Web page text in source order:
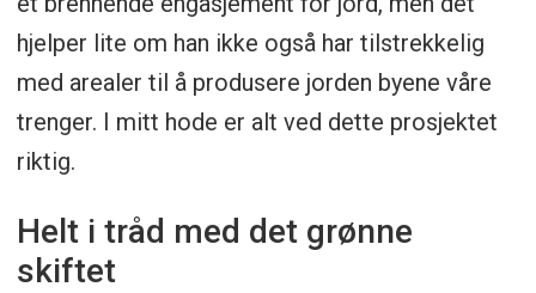
hjelper lite om han ikke også har tilstrekkelig
med arealer til å produsere jorden byene våre
trenger. I mitt hode er alt ved dette prosjektet
riktig.
Helt i tråd med det grønne
skiftet